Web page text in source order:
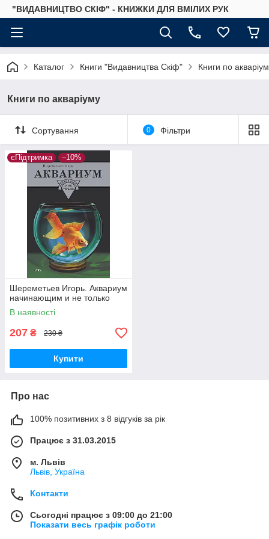
"ВИДАВНИЦТВО СКІФ" - КНИЖКИ ДЛЯ ВМІЛИХ РУК
Каталог Книги "Видавництва Скіф" Книги по
Книги по акваріуму
Сортування 0 Фільтри
єПідтримка –10%
Шереметьев Игорь. Аквариум
начинающим и не только
В наявності
207 ₴ 230 ₴
Купити
Про нас
100% позитивних з 8 відгуків за рік
Працює з 31.03.2015
м. Львів
Львів, Україна
Контакти
Сьогодні працює з 09:00 до 21:00
Показати весь графік роботи